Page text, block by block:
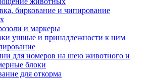
биркование и чипирование
и маркеры
ушные и принадлежности к ним
для номеров на шею животного и
блоки
для откорма